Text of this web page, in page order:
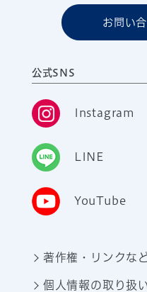
お問い
公式SNS
Instagram
LINE
YouTube
著作権・リンクな
個人情報の取り扱